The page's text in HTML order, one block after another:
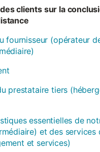
clients sur la
fournisseur (opérateur
prestataire tiers
essentielles de
et des services
et services)